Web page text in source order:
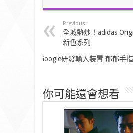
Previous:
全城熱炒！adidas
新色系列
Google研發輸入裝置 郁郁手
你可能還會想看